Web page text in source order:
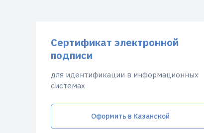
Сертификат электронной
подписи
для идентификации в информационных
системах
Оформить в Казанской